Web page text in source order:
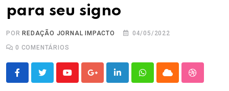
para seu signo
POR REDAÇÃO JORNAL IMPACTO
04/05/2022
0 COMENTÁRIOS
YoutubeGoogle+LinkedInWhatsappCloud